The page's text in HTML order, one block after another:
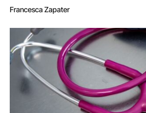
Francesca Zapater